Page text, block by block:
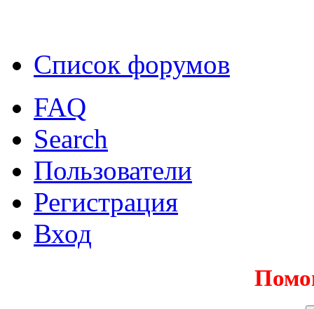
Список форумов
FAQ
Search
Пользователи
Регистрация
Вход